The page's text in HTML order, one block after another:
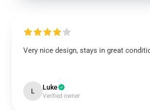
Very nice design, stays in great
L Luke
Verified owner